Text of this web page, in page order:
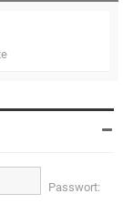
Passwort: